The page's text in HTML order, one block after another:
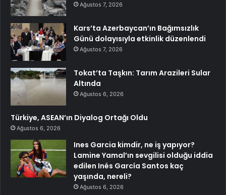
Ağustos 7, 2026
Kars’ta Azerbaycan’ın Bağımsızlık
Günü dolayısıyla etkinlik düzenlendi
Ağustos 7, 2026
Tokat’ta Taşkın: Tarım Arazileri Sular
Altında
Ağustos 6, 2026
Türkiye, ASEAN’ın Diyalog Ortağı Oldu
Ağustos 6, 2026
Ines Garcia kimdir, ne iş yapıyor?
Lamine Yamal’ın sevgilisi olduğu iddia
edilen Inés García Santos kaç
yaşında, nereli?
Ağustos 6, 2026